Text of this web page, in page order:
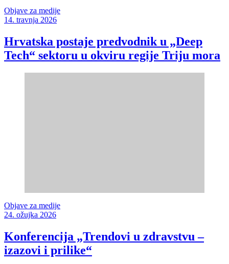
Objave za medije
14. travnja 2026
Hrvatska postaje predvodnik u „Deep
Tech“ sektoru u okviru regije Triju mora
Objave za medije
24. ožujka 2026
Konferencija „Trendovi u zdravstvu –
izazovi i prilike“